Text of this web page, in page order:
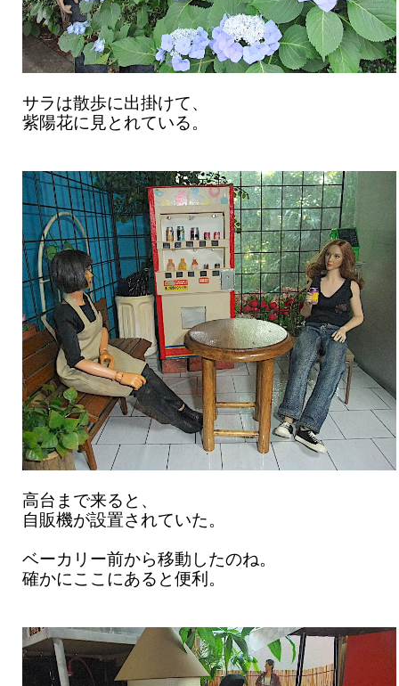
サラは散歩に出掛けて、
紫陽花に見とれている。
高台まで来ると、
自販機が設置されていた。
ベーカリー前から移動したのね。
確かにここにあると便利。